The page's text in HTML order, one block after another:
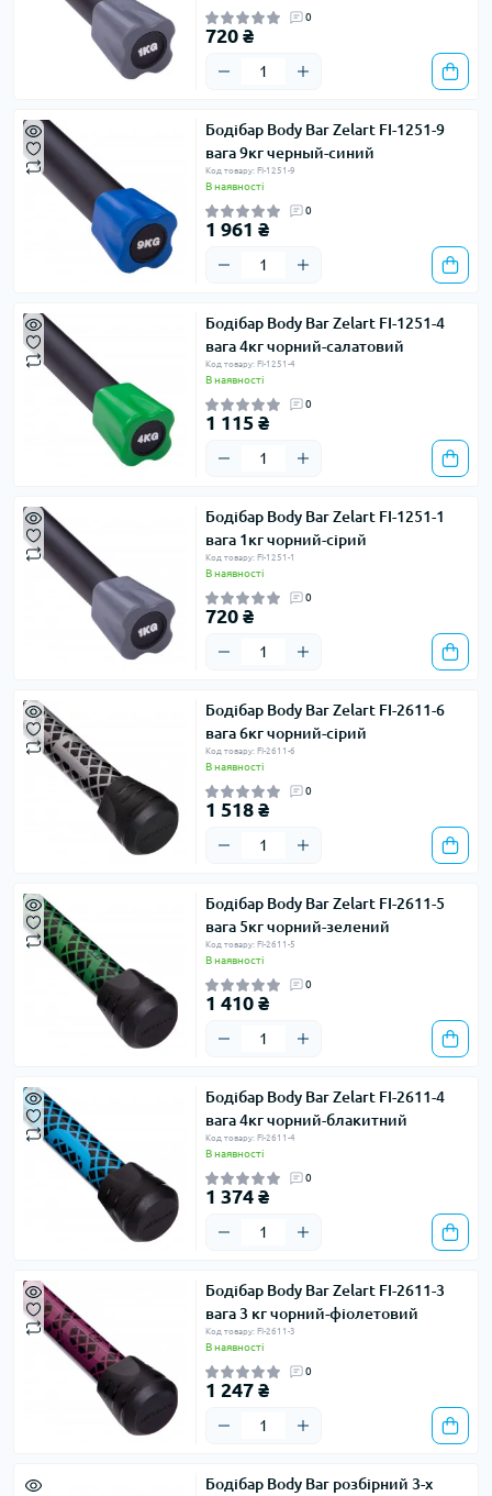
0
720 ₴
Бодібар Body Bar Zelart FI-1251-9
вага 9кг черный-синий
Код товару: FI-1251-9
В наявності
0
1 961 ₴
Бодібар Body Bar Zelart FI-1251-4
вага 4кг чорний-салатовий
Код товару: FI-1251-4
В наявності
0
1 115 ₴
Бодібар Body Bar Zelart FI-1251-1
вага 1кг чорний-сірий
Код товару: FI-1251-1
В наявності
0
720 ₴
Бодібар Body Bar Zelart FI-2611-6
вага 6кг чорний-сірий
Код товару: FI-2611-6
В наявності
0
1 518 ₴
Бодібар Body Bar Zelart FI-2611-5
вага 5кг чорний-зелений
Код товару: FI-2611-5
В наявності
0
1 410 ₴
Бодібар Body Bar Zelart FI-2611-4
вага 4кг чорний-блакитний
Код товару: FI-2611-4
В наявності
0
1 374 ₴
Бодібар Body Bar Zelart FI-2611-3
вага 3 кг чорний-фіолетовий
Код товару: FI-2611-3
В наявності
0
1 247 ₴
Бодібар Body Bar розбірний 3-х